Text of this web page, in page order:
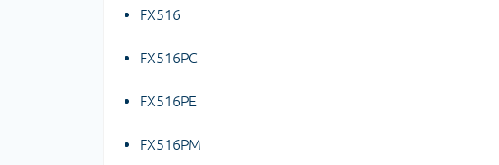
FX516
FX516PC
FX516PE
FX516PM